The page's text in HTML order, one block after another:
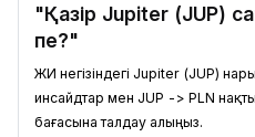
"Қазір Jupiter (JUP)
пе?"
ЖИ негізіндегі Jupiter (JUP)
инсайдтар мен JUP -> PLN
бағасына талдау алыңыз.